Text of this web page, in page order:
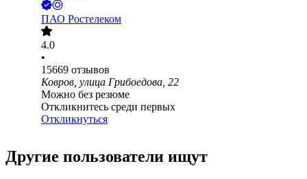
ПАО Ростелеком
4.0
•
15669 отзывов
Ковров, улица Грибоедова, 22
Можно без резюме
Откликнитесь среди первых
Откликнуться
Другие пользователи ищут